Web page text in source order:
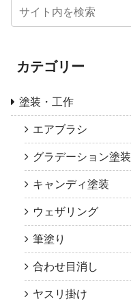
カテゴリー
塗装・工作
エアブラシ
グラデーション塗装
キャンディ塗装
ウェザリング
筆塗り
合わせ目消し
ヤスリ掛け